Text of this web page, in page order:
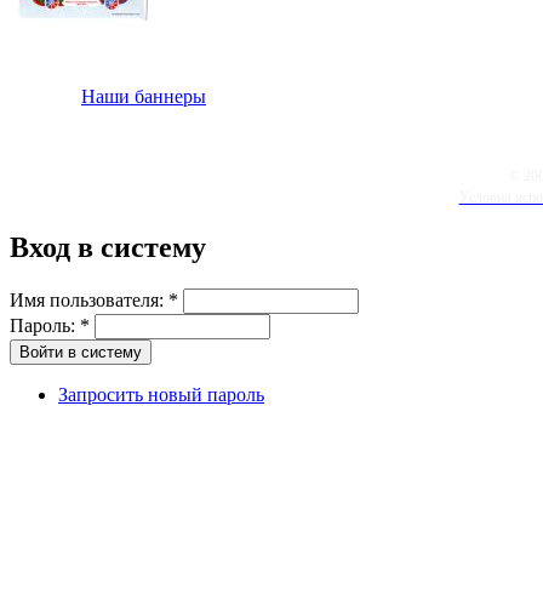
Наши баннеры
Вход в систему
Имя пользователя: *
Пароль: *
Запросить новый пароль